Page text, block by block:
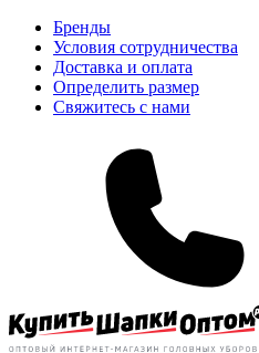
Бренды
Условия сотрудничества
Доставка и оплата
Определить размер
Свяжитесь с нами